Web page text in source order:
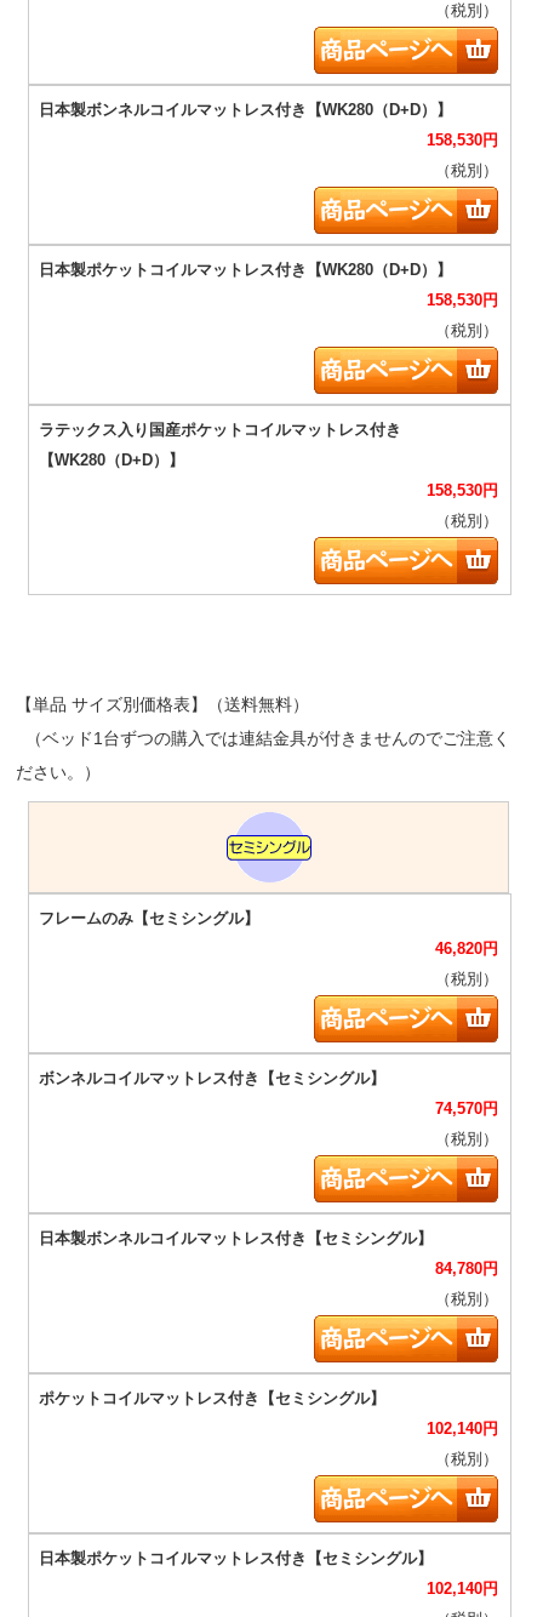
（税別）
158,530円
（税別）
158,530円
（税別）
158,530円
（税別）
【単品 サイズ別価格表】（送料無料）
（ベッド1台ずつの購入では連結金具が付きませんのでご注意く
ださい。）
46,820円
（税別）
74,570円
（税別）
84,780円
（税別）
102,140円
（税別）
102,140円